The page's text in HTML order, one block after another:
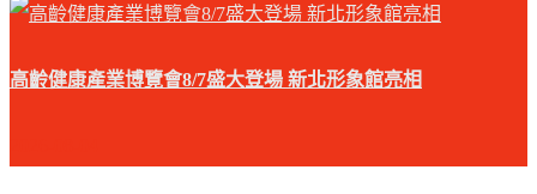
高齡健康產業博覽會8/7盛大登場 新北形象館亮相